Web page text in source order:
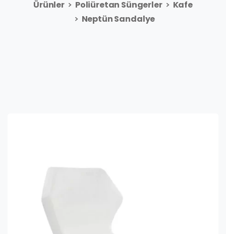
Ürünler Poliüretan Süngerler
Kafe
Neptün Sandalye